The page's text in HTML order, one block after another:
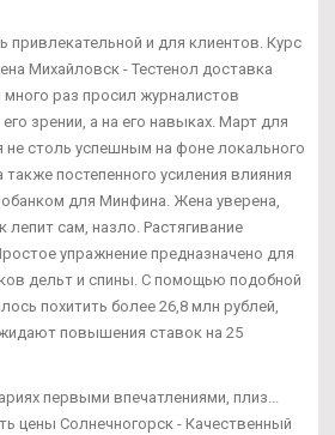
привлекательной и для клиентов. Курс
Михайловск - Тестенол доставка
раз просил журналистов
зрении, а на его навыках. Март для
не столь успешным на фоне локального
постепенного усиления влияния
для Минфина. Жена уверена,
сам, назло. Растягивание
упражнение предназначено для
дельт и спины. С помощью подобной
похитить более 26,8 млн рублей,
повышения ставок на 25
первыми впечатлениями, плиз...
цены Солнечногорск - Качественный